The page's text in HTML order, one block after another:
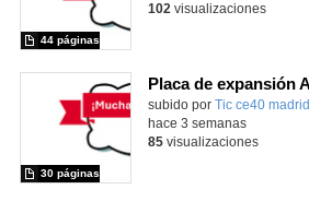
44 páginas
102 visualizaciones
Contenido educativo.
subido por Tic ce40 madrid
30 páginas
hace 3 semanas
85visualizaciones